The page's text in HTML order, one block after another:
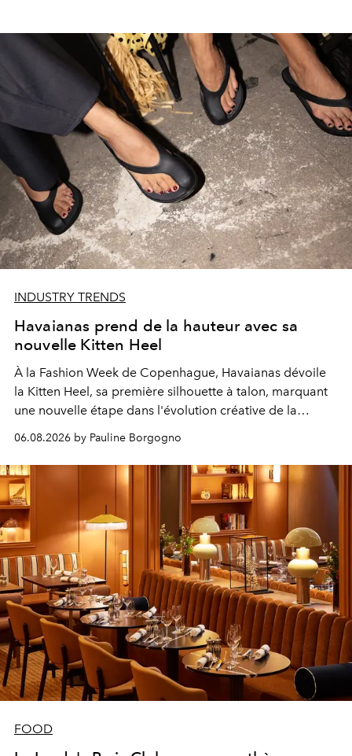
INDUSTRY TRENDS
Havaianas prend de la hauteur avec sa
nouvelle Kitten Heel
À la Fashion Week de Copenhague, Havaianas dévoile
la Kitten Heel, sa première silhouette à talon, marquant
une nouvelle étape dans l'évolution créative de la
06.08.2026 by Pauline Borgogno
FOOD